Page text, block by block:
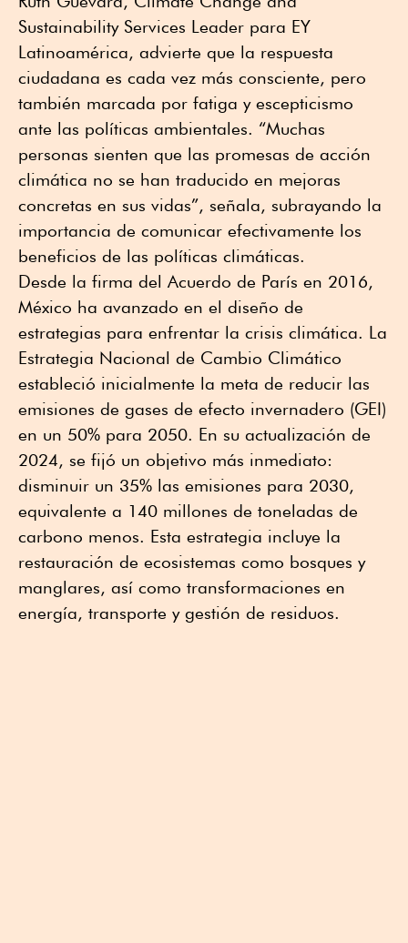
Sustainability Services Leader para EY
Latinoamérica, advierte que la respuesta
ciudadana es cada vez más consciente, pero
también marcada por fatiga y escepticismo
ante las políticas ambientales. “Muchas
personas sienten que las promesas de acción
climática no se han traducido en mejoras
concretas en sus vidas”, señala, subrayando la
importancia de comunicar efectivamente los
beneficios de las políticas climáticas.
Desde la firma del Acuerdo de París en 2016,
México ha avanzado en el diseño de
estrategias para enfrentar la crisis climática. La
Estrategia Nacional de Cambio Climático
estableció inicialmente la meta de reducir las
emisiones de gases de efecto invernadero (GEI)
en un 50% para 2050. En su actualización de
2024, se fijó un objetivo más inmediato:
disminuir un 35% las emisiones para 2030,
equivalente a 140 millones de toneladas de
carbono menos. Esta estrategia incluye la
restauración de ecosistemas como bosques y
manglares, así como transformaciones en
energía, transporte y gestión de residuos.